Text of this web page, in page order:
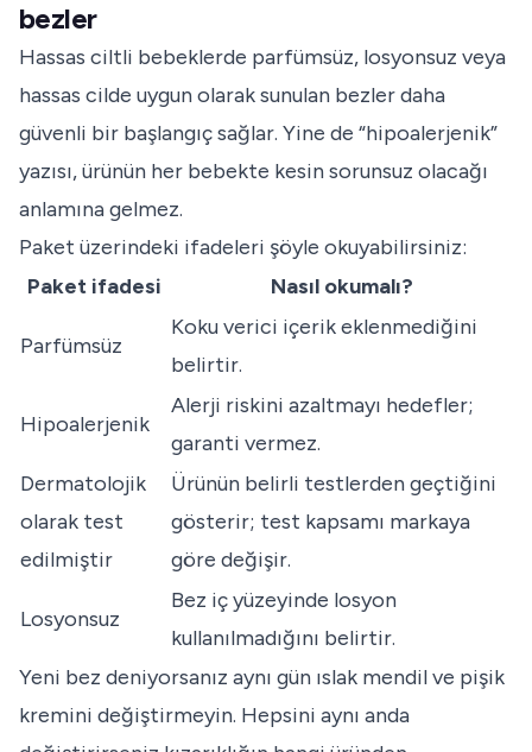
bezler
Hassas ciltli bebeklerde parfümsüz, losyonsuz veya
hassas cilde uygun olarak sunulan bezler daha
güvenli bir başlangıç sağlar. Yine de “hipoalerjenik”
yazısı, ürünün her bebekte kesin sorunsuz olacağı
anlamına gelmez.
Paket üzerindeki ifadeleri şöyle okuyabilirsiniz:
Paket ifadesi
Nasıl okumalı?
Parfümsüz
Koku verici içerik eklenmediğini
belirtir.
Hipoalerjenik
Alerji riskini azaltmayı hedefler;
garanti vermez.
Dermatolojik
olarak test
edilmiştir
Ürünün belirli testlerden geçtiğini
gösterir; test kapsamı markaya
göre değişir.
Losyonsuz
Bez iç yüzeyinde losyon
kullanılmadığını belirtir.
Yeni bez deniyorsanız aynı gün ıslak mendil ve pişik
kremini değiştirmeyin. Hepsini aynı anda